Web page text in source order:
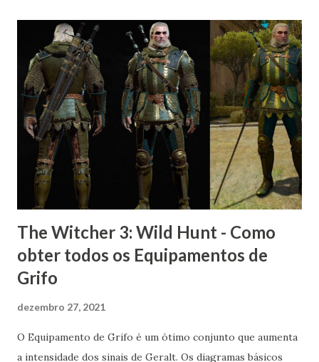
The Witcher 3: Wild Hunt - Como
obter todos os Equipamentos de
Grifo
dezembro 27, 2021
O Equipamento de Grifo é um ótimo conjunto que aumenta
a intensidade dos sinais de Geralt. Os diagramas básicos